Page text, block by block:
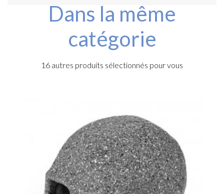
Dans la même
catégorie
16 autres produits sélectionnés pour vous